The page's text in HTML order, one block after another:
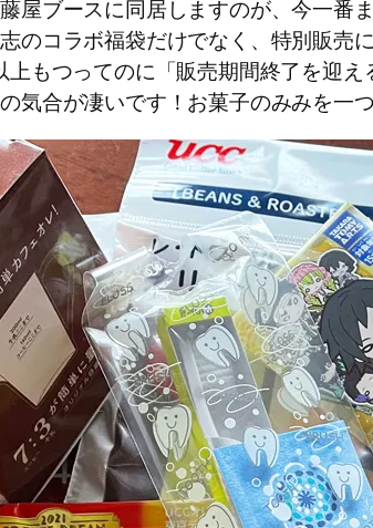
屋ブースに同居しますのが、今一番
のコラボ福袋だけでなく、特別販売
上もつってのに「販売期間終了を迎
気合が凄いです！お菓子のみみを一